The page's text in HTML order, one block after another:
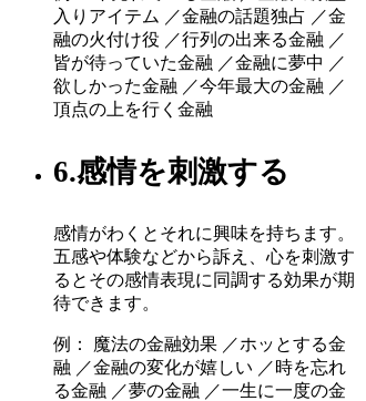
入りアイテム ／金融の話題独占 ／金
融の火付け役 ／行列の出来る金融 ／
皆が待っていた金融 ／金融に夢中 ／
欲しかった金融 ／今年最大の金融 ／
頂点の上を行く金融
6.感情を刺激する
感情がわくとそれに興味を持ちます。
五感や体験などから訴え、心を刺激す
るとその感情表現に同調する効果が期
待できます。
例： 魔法の金融効果 ／ホッとする金
融 ／金融の変化が嬉しい ／時を忘れ
る金融 ／夢の金融 ／一生に一度の金